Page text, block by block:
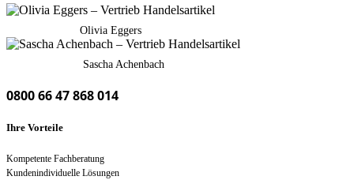
Olivia Eggers
Sascha Achenbach
0800 66 47 868 014
Ihre Vorteile
Kompetente Fachberatung
Kundenindividuelle Lösungen